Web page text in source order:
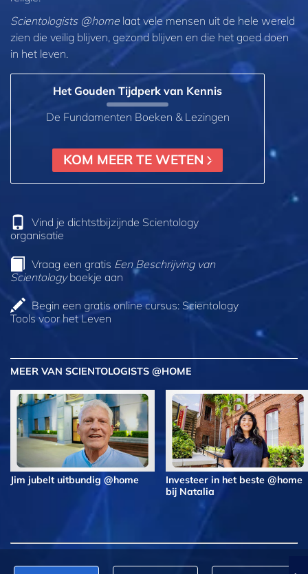
Scientologists @home laat vele mensen uit de hele wereld
zien die veilig blijven, gezond blijven en die het goed doen
in het leven.
Het Gouden Tijdperk van Kennis
De Fundamenten Boeken & Lezingen
KOM MEER TE WETEN
Vind je dichtstbijzijnde Scientology
organisatie
Vraag een gratis Een Beschrijving van
Scientologyboekje aan
Begin een gratis online cursus: Scientology
Tools voor het Leven
MEER VAN SCIENTOLOGISTS @HOME
Jim jubelt uitbundig @home
Investeer in het beste @home
bij Natalia